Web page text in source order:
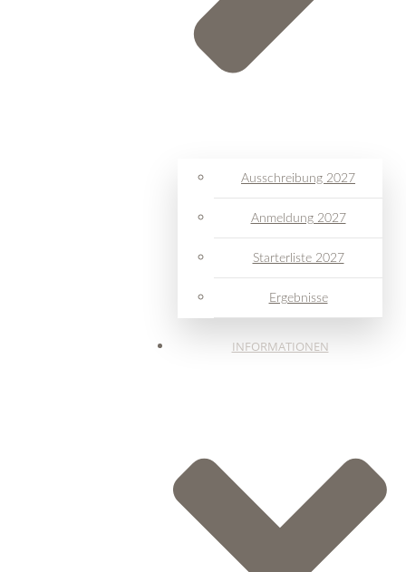
Ausschreibung 2027
Anmeldung 2027
Starterliste 2027
Ergebnisse
INFORMATIONEN